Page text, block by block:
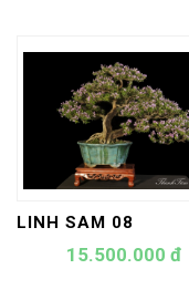
LINH SAM 08
15.500.000 đ